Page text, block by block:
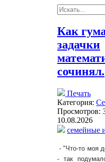
Как
задачки
сочинял.
Печать
Категория:
Просмотров:
10.08.2026
семейные
- "Что-то моя
- так